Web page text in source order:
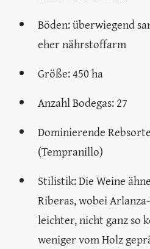
Böden: überwiegend
eher nährstoffarm
Größe: 450 ha
Anzahl Bodegas: 27
Dominierende
(Tempranillo)
Stilistik: Die Weine
Riberas, wobei
leichter, nicht ganz so
weniger vom Holz